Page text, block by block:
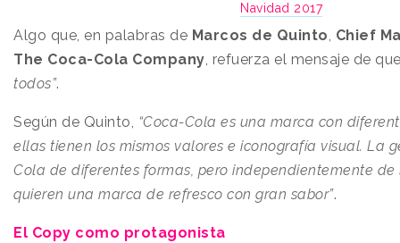
Navidad 2017
Algo que, en palabras de Marcos de Quinto, Chief
The Coca-Cola Company, refuerza el mensaje de
todos”.
Según de Quinto, “Coca-Cola es una marca con
ellas tienen los mismos valores e iconografía visual. La
Cola de diferentes formas, pero independientemente de
quieren una marca de refresco con gran sabor”.
El Copy como protagonista